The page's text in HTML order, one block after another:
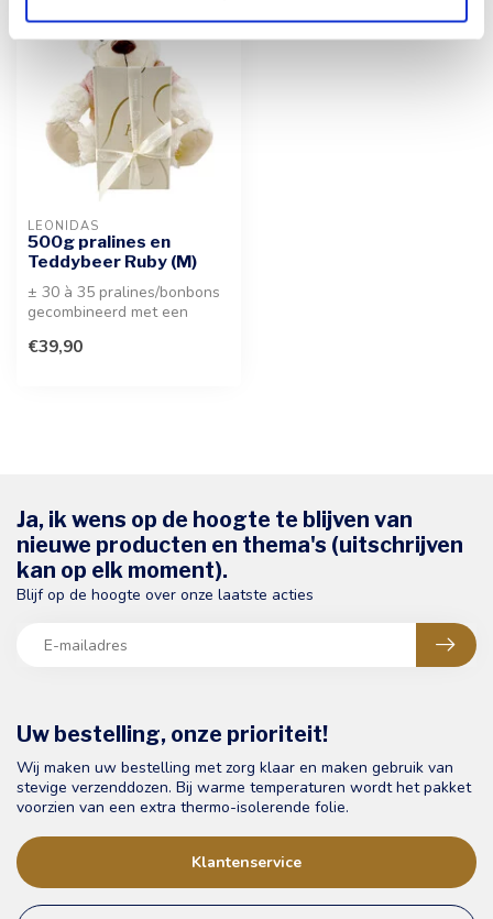
LEONIDAS
500g pralines en
Teddybeer Ruby (M)
± 30 à 35 pralines/bonbons
gecombineerd met een
Ruby...
€39,90
Uw bestelling, onze prioriteit!
Wij maken uw bestelling met zorg klaar en maken gebruik van
stevige verzenddozen. Bij warme temperaturen wordt het pakket
voorzien van een extra thermo-isolerende folie.
Klantenservice
Ja, ik wens op de hoogte te blijven van
nieuwe producten en thema's (uitschrijven
kan op elk moment).
Blijf op de hoogte over onze laatste acties